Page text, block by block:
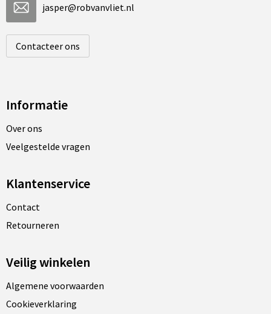
jasper@robvanvliet.nl
Contacteer ons
Informatie
Over ons
Veelgestelde vragen
Klantenservice
Contact
Retourneren
Veilig winkelen
Algemene voorwaarden
Cookieverklaring